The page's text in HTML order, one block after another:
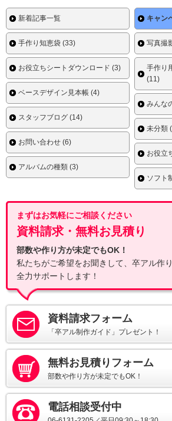
新着記事一覧 キャン
手作り知恵袋 (33) 写真撮
お役立ちシートダウンロード (3)
手作り
(11)
ベースデザイン見本帳 (4)
みんな
スタッフブログ (14)
未分類
お問い合わせ (6)
お役立
アルバムの種類 (3)
ソフト
まずはお気軽にご相談ください
資料請求・無料お見積り
部数や作り方が未定でもOK！
私たちがご希望をお聞きして、卒アル作
全力サポートします！
資料請求フォーム
「卒アル制作ガイド」プレゼント！
無料お見積りフォーム
部数や作り方が未定でもOK！
電話相談受付中